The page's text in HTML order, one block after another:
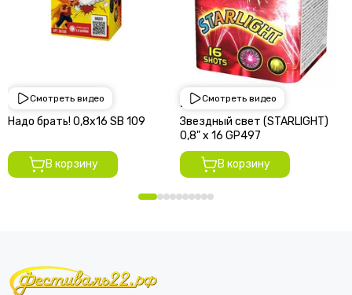
Смотреть видео
1 950 руб
Надо брать! 0,8х16 SВ 109
В корзину
Смотреть видео
2 250 руб
Звездный свет (STARLIGHT)
0,8" х 16 GP497
В корзину